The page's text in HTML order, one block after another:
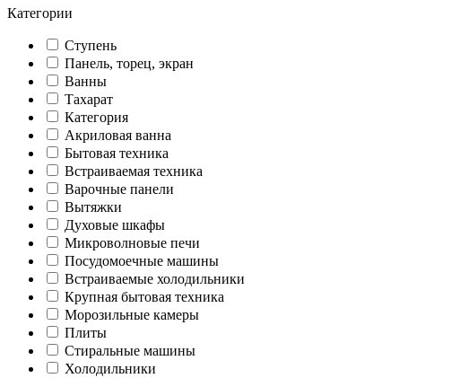
Категории
Ступень
Панель, торец, экран
Ванны
Тахарат
Категория
Акриловая ванна
Бытовая техника
Встраиваемая техника
Варочные панели
Вытяжки
Духовые шкафы
Микроволновые печи
Посудомоечные машины
Встраиваемые холодильники
Крупная бытовая техника
Морозильные камеры
Плиты
Стиральные машины
Холодильники